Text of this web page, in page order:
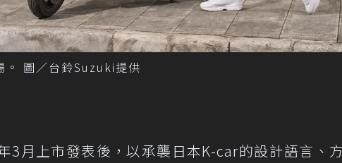
圖／台鈴Suzuki提供
3月上市發表後，以承襲日本K-car的設計語言、